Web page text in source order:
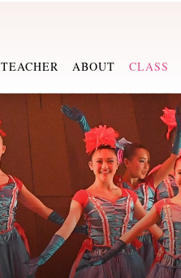
TEACHER ABOUT CLASS